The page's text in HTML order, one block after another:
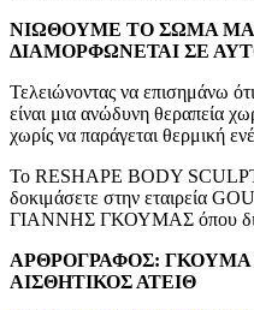
ΝΙΩΘΟΥΜΕ ΤΟ ΣΩΜΑ
ΔΙΑΜΟΡΦΩΝΕΤΑΙ ΣΕ
Τελειώνοντας να επισημάνω
είναι μια ανώδυνη θεραπεία
χωρίς να παράγεται θερμική
Το RESHAPE BODY SCULPT
δοκιμάσετε στην εταιρεία
ΓΙΑΝΝΗΣ ΓΚΟΥΜΑΣ όπου
ΑΡΘΡΟΓΡΑΦΟΣ: ΓΚΟΥΜΑ
ΑΙΣΘΗΤΙΚΟΣ ΑΤΕΙΘ